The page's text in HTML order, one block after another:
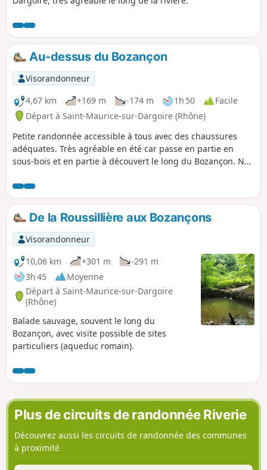
Au-dessus du Bozançon
Visorandonneur
4,67 km
+169 m -174 m 1h 50
Facile
Départ à Saint-Maurice-sur-Dargoire (Rhône)
Petite randonnée accessible à tous avec des chaussures
adéquates. Très agréable en été car passe en partie en
sous-bois et en partie à découvert le long du Bozançon. Nos
parcours, moins de 1000 m de route (et peu passante), 2
ravitaillement en eau de rivière.
De la Roussillière aux Bozançons
Visorandonneur
10,06 km
+301 m
-291 m
3h 45
Moyenne
Départ à Saint-Maurice-sur-Dargoire
(Rhône)
Balade sauvage, souvent le long du
Bozançon, avec visite possible de sites
particuliers (aqueduc romain).
Plus de circuits de randonnée Riverie
Découvrez aussi les circuits de randonnée des communes
à proximité